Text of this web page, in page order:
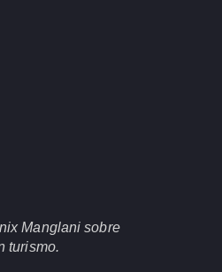
Manglani sobre
turismo.